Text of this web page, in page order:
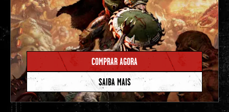
COMPRAR AGORA
SAIBA MAIS